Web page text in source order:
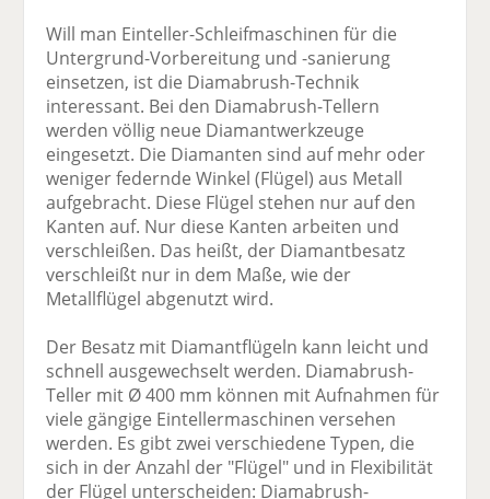
Will man Einteller-Schleifmaschinen für die
Untergrund-Vorbereitung und -sanierung
einsetzen, ist die Diamabrush-Technik
interessant. Bei den Diamabrush-Tellern
werden völlig neue Diamantwerkzeuge
eingesetzt. Die Diamanten sind auf mehr oder
weniger federnde Winkel (Flügel) aus Metall
aufgebracht. Diese Flügel stehen nur auf den
Kanten auf. Nur diese Kanten arbeiten und
verschleißen. Das heißt, der Diamantbesatz
verschleißt nur in dem Maße, wie der
Metallflügel abgenutzt wird.
Der Besatz mit Diamantflügeln kann leicht und
schnell ausgewechselt werden. Diamabrush-
Teller mit Ø 400 mm können mit Aufnahmen für
viele gängige Eintellermaschinen versehen
werden. Es gibt zwei verschiedene Typen, die
sich in der Anzahl der "Flügel" und in Flexibilität
der Flügel unterscheiden: Diamabrush-